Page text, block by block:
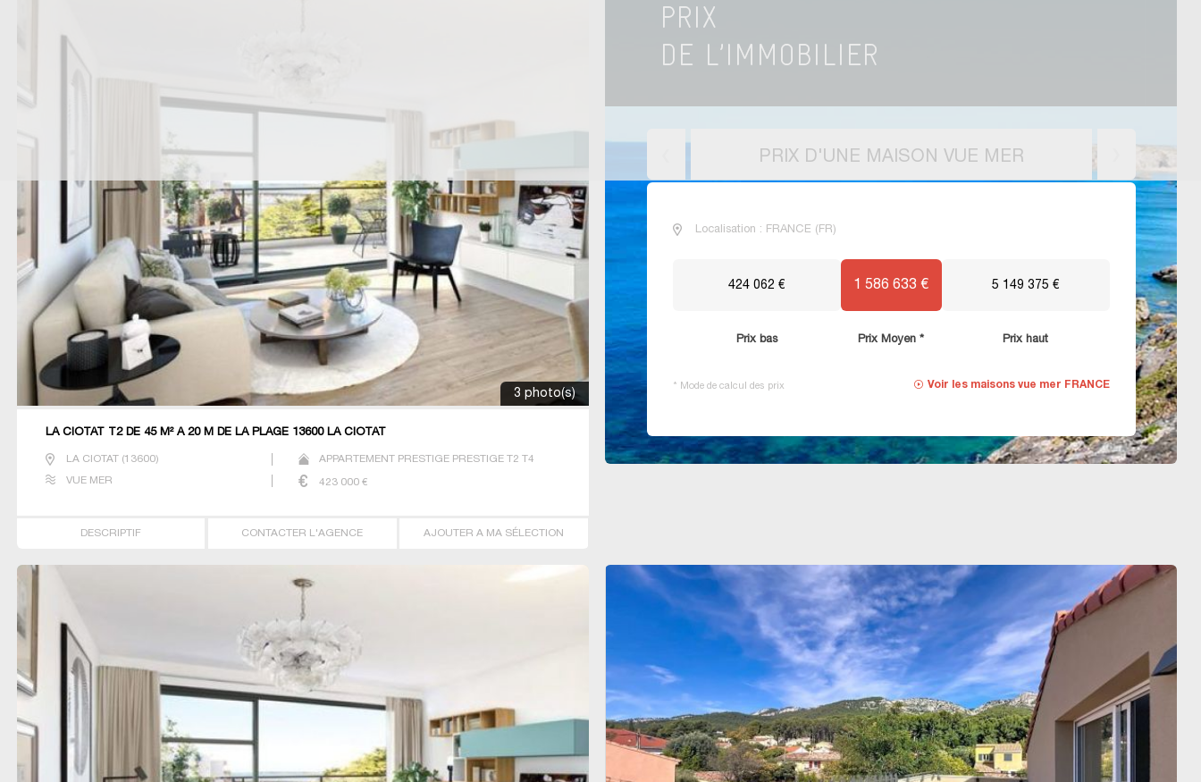
3 photo(s)
LA CIOTAT T2 DE 45 M² À 20 M DE LA PLAGE 13600 LA CIOTAT
LA CIOTAT (13600) APPARTEMENT PRESTIGE PRESTIGE T2 T4
VUE MER 423 000€
DESCRIPTIF CONTACTER L'AGENCE AJOUTER A MA SÉLECTION
PRIX D'UNE MAISON VUE MER
Localisation : FRANCE (FR)
424 062 € 1 586 633 € 5 149 375 €
Prix bas Prix Moyen * Prix haut
Voir les maisons vue mer FRANCE
* Mode de calcul des prix